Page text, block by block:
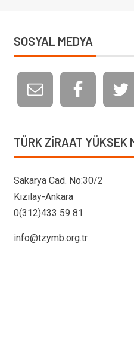
SOSYAL MEDYA
TÜRK ZIRAAT YÜKSEK
Sakarya Cad. No:30/2
Kızılay-Ankara
0(312)433 59 81
info@tzymb.org.tr